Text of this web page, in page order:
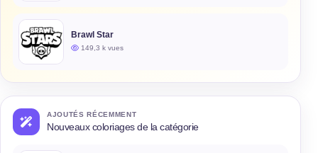
Brawl Star
149,3 k vues
AJOUTÉS RÉCEMMENT
Nouveaux coloriages de la catégorie